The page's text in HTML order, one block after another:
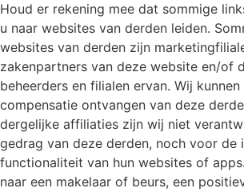
Houd er rekening mee dat sommige
u naar websites van derden leiden.
websites van derden zijn
zakenpartners van deze website en/of
beheerders en filialen ervan. Wij
compensatie ontvangen van deze
dergelijke affiliaties zijn wij niet
gedrag van deze derden, noch voor de
functionaliteit van hun websites of
naar een makelaar of beurs, een